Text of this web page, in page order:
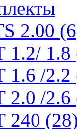
2.00
1.8
/2.2
/2.6